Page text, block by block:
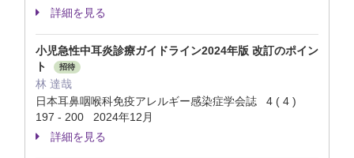
詳細を見る
小児急性中耳炎診療ガイドライン2024年版 改訂のポイン
ト
招待
林 達哉
日本耳鼻咽喉科免疫アレルギー感染症学会誌 4 ( 4 )
197 - 200 2024年12月
詳細を見る